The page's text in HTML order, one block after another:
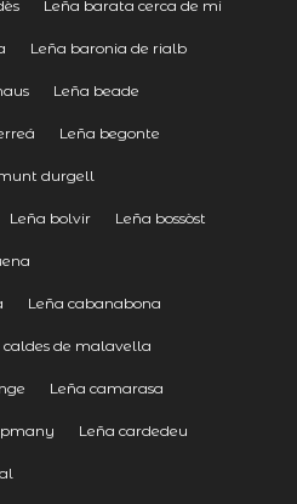
Leña barata cerca de mi
Leña baronia de rialb
Leña beade
Leña begonte
durgell
Leña bolvir Leña bossòst
Leña cabanabona
caldes de malavella
Leña camarasa
Leña cardedeu